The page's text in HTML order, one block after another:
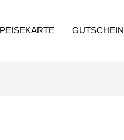
GUTSCHEIN